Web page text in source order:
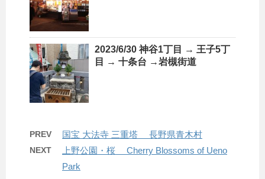
2023/6/30 神谷1丁目 → 王子5丁
目 → 十条台 →岩槻街道
PREV 国宝 大法寺 三重塔 長野県青木村
NEXT
上野公園・桜 Cherry Blossoms of Ueno
Park